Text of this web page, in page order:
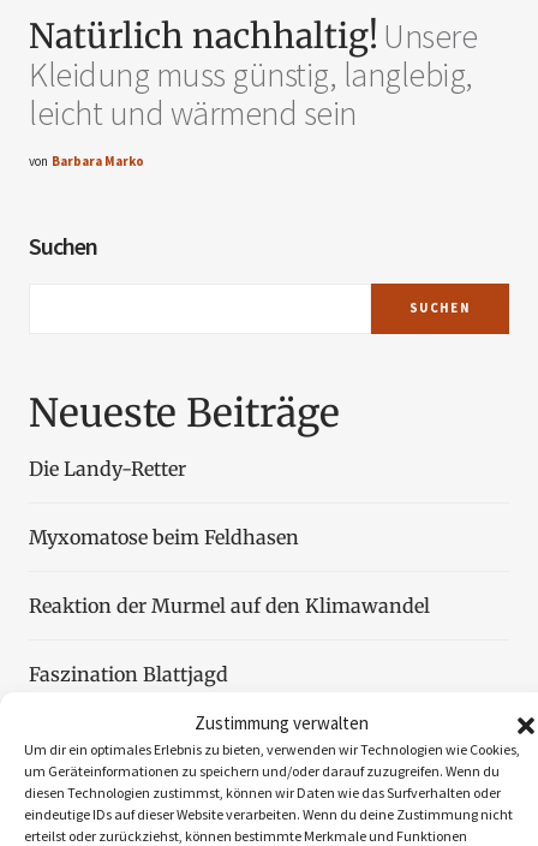
Zustimmung verwalten
Um dir ein optimales Erlebnis zu bieten, verwenden wir Technologien wie Cookies,
um Geräteinformationen zu speichern und/oder darauf zuzugreifen. Wenn du
diesen Technologien zustimmst, können wir Daten wie das Surfverhalten oder
eindeutige IDs auf dieser Website verarbeiten. Wenn du deine Zustimmung nicht
erteilst oder zurückziehst, können bestimmte Merkmale und Funktionen
Natürlich nachhaltig! Unsere
Kleidung muss günstig, langlebig,
leicht und wärmend sein
von Barbara Marko
Suchen
SUCHEN
Neueste Beiträge
Die Landy-Retter
Myxomatose beim Feldhasen
Reaktion der Murmel auf den Klimawandel
Faszination Blattjagd
Wildzählung aus der Luft